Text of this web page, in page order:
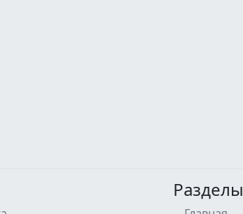
Разделы